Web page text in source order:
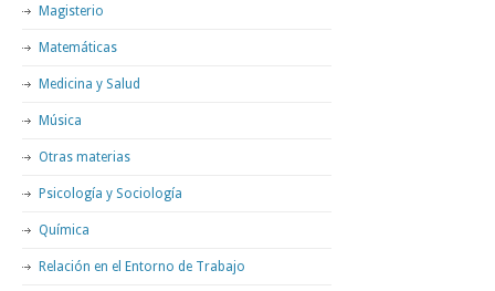
Magisterio
Matemáticas
Medicina y Salud
Música
Otras materias
Psicología y Sociología
Química
Relación en el Entorno de Trabajo